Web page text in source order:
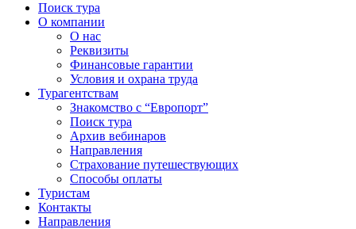
Поиск тура
О компании
О нас
Реквизиты
Финансовые гарантии
Условия и охрана труда
Турагентствам
Знакомство с “Европорт”
Поиск тура
Архив вебинаров
Направления
Страхование путешествующих
Способы оплаты
Туристам
Контакты
Направления